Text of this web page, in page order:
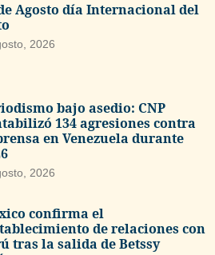
Agosto día Internacional del
2026
bajo asedio: CNP
134 agresiones contra
en Venezuela durante
2026
confirma el
de relaciones con
tras la salida de Betssy